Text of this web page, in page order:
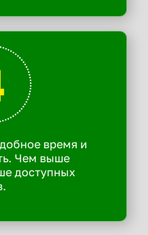
время и
Чем выше
доступных